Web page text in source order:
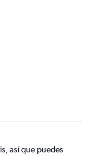
así que puedes